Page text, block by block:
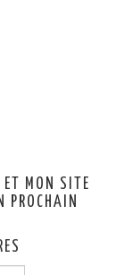
ET MON SITE
PROCHAIN